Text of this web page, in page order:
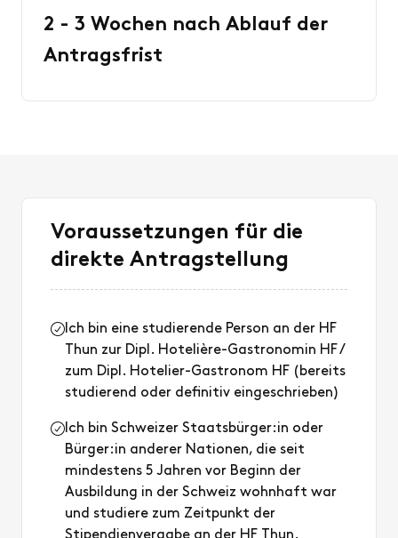
2 - 3 Wochen nach Ablauf der
Antragsfrist
Voraussetzungen für die
direkte Antragstellung
Ich bin eine studierende Person an der HF
Thun zur Dipl. Hotelière-Gastronomin HF /
zum Dipl. Hotelier-Gastronom HF (bereits
studierend oder definitiv eingeschrieben)
Ich bin Schweizer Staatsbürger:in oder
Bürger:in anderer Nationen, die seit
mindestens 5 Jahren vor Beginn der
Ausbildung in der Schweiz wohnhaft war
und studiere zum Zeitpunkt der